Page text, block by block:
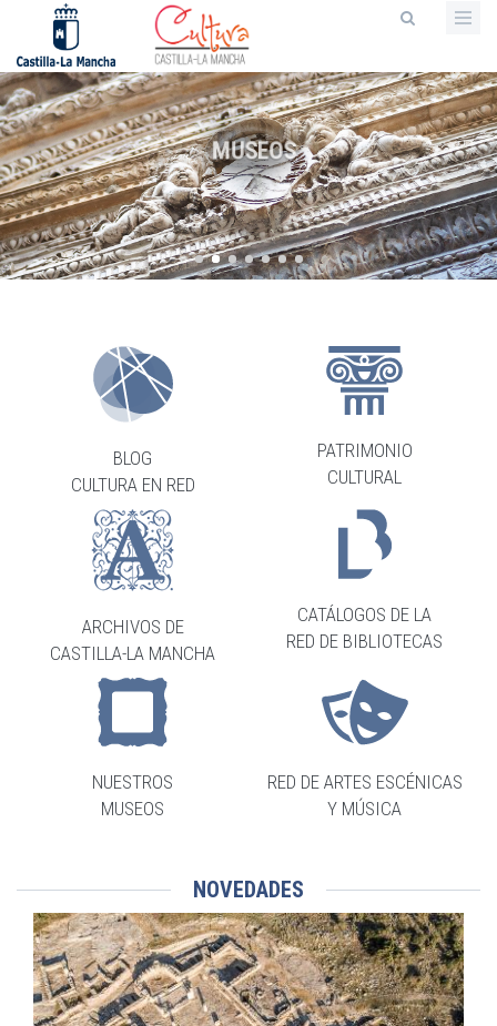
contenido
principal
MUSEOS
BLOG
CULTURA EN RED
PATRIMONIO
CULTURAL
ARCHIVOS DE
CASTILLA-LA MANCHA
CATÁLOGOS DE LA
RED DE BIBLIOTECAS
NUESTROS
MUSEOS
RED DE ARTES ESCÉNICAS
Y MÚSICA
NOVEDADES